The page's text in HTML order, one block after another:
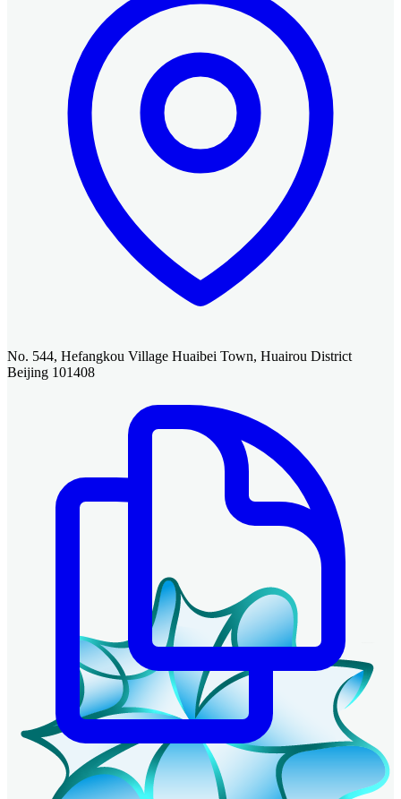
No. 544, Hefangkou Village Huaibei Town, Huairou District
Beijing 101408